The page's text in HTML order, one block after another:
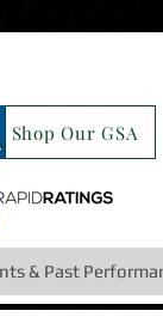
Shop Our GSA
& Past